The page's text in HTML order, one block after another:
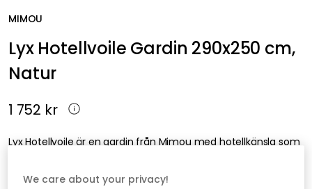
MIMOU
Lyx Hotellvoile Gardin 290x250 cm,
Natur
1 752 kr
Lyx Hotellvoile är en gardin från Mimou med hotellkänsla som
både i vanliga fönster och i stora fönsterpartier.
We care about your privacy!